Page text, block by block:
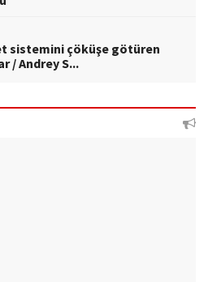
sistemini çöküşe götüren
/ Andrey S...